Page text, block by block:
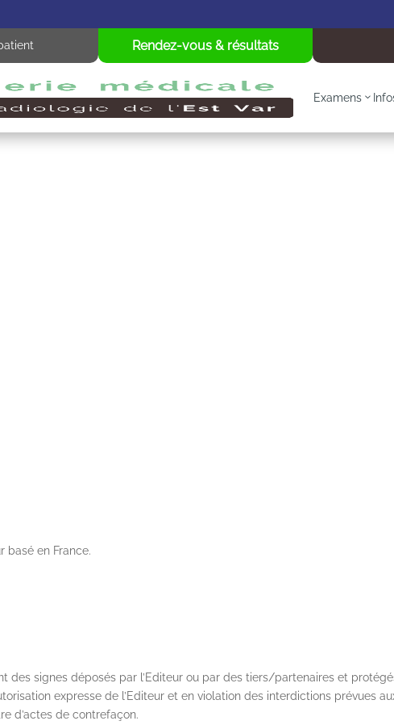
Rendez-vous & résultats
Examens
basé en France.
des signes déposés par l’Editeur ou par des tiers/partenaires et
expresse de l’Editeur et en violation des interdictions prévues
d’actes de contrefaçon.